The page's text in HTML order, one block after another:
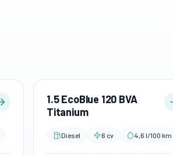
1.5 EcoBlue 120 BVA
Titanium
Diesel 6 cv 4,6 l/100 km